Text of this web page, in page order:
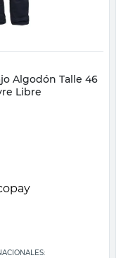
rápida
Algodón Talle 46
Libre